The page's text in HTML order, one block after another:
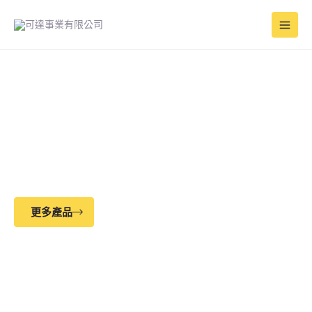
Main
更多產品